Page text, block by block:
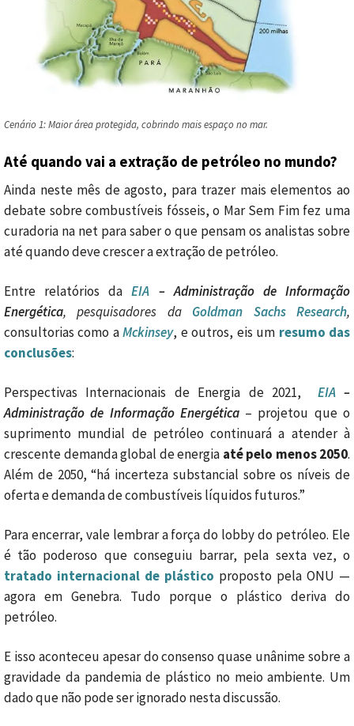
Cenário 1: Maior área protegida, cobrindo mais espaço no mar.
Até quando vai a extração de petróleo no mundo?
Ainda neste mês de agosto, para trazer mais elementos ao
debate sobre combustíveis fósseis, o Mar Sem Fim fez uma
curadoria na net para saber o que pensam os analistas sobre
até quando deve crescer a extração de petróleo.
Entre relatórios daEIA –Administração de Informação
Energética,pesquisadores da Goldman Sachs Research,
consultorias como aMckinsey, e outros, eis um resumo das
conclusões:
Perspectivas Internacionais de Energia de 2021, EIA –
Administração de Informação Energética – projetou que o
suprimento mundial de petróleo continuará a atender à
crescente demanda global de energia até pelo menos 2050.
Além de 2050, “há incerteza substancial sobre os níveis de
oferta e demanda de combustíveis líquidos futuros.”
Para encerrar, vale lembrar a força do lobby do petróleo. Ele
é tão poderoso que conseguiu barrar, pela sexta vez, o
tratado internacional de plástico proposto pela ONU —
agora em Genebra. Tudo porque o plástico deriva do
petróleo.
E isso aconteceu apesar do consenso quase unânime sobre a
gravidade da pandemia de plástico no meio ambiente. Um
dado que não pode ser ignorado nesta discussão.